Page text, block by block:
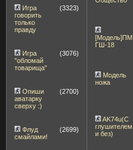
Игра
говорить
только
правду
(3323)
Игра
"обломай
товарища"
(3076)
Опиши
аватарку
сверху :)
(2700)
Флуд
смайлами!
(2699)
[Модель]ПМ
ГШ-18
Модель
ножа
AK74u(С
глушителем
и без)